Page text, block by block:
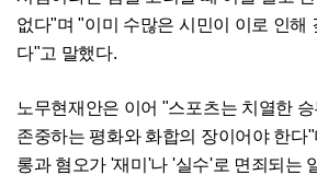
없다"며 "이미 수많은 시민이 이로 인해
다"고 말했다.
노무현재안은 이어 "스포츠는 치열한
존중하는 평화와 화합의 장이어야 한다
롱과 혐오가 '재미'나 '실수'로 면죄되는